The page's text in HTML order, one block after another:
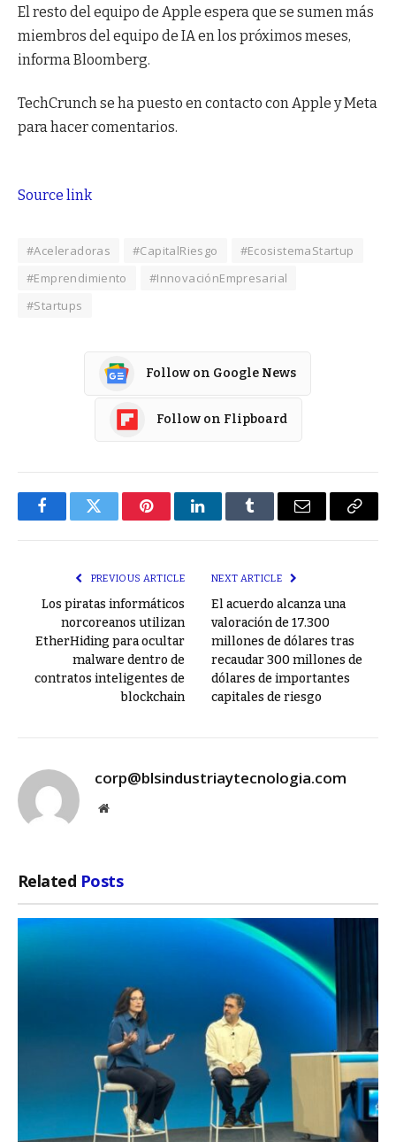
El resto del equipo de Apple espera que se sumen más
miembros del equipo de IA en los próximos meses,
informa Bloomberg.
TechCrunch se ha puesto en contacto con Apple y Meta
para hacer comentarios.
Source link
#Aceleradoras #CapitalRiesgo
#EcosistemaStartup
#Emprendimiento
#InnovaciónEmpresarial
#Startups
Follow on Google News
Follow on Flipboard
FacebookTwitter PinterestLinkedInTumblr Email
Copy
PREVIOUS ARTICLE
Los piratas informáticos
norcoreanos utilizan
EtherHiding para ocultar
malware dentro de
contratos inteligentes de
blockchain
NEXT ARTICLE
El acuerdo alcanza una
valoración de 17.300
millones de dólares tras
recaudar 300 millones de
dólares de importantes
capitales de riesgo
corp@blsindustriaytecnologia.com
Website
Related Posts